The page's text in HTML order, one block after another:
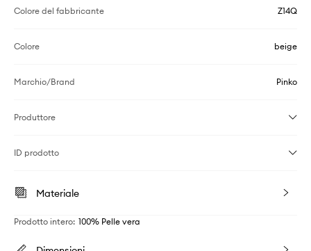
Colore del fabbricante Z14Q
Colore beige
Marchio/Brand Pinko
Produttore
ID prodotto
Materiale
Prodotto intero: 100% Pelle vera